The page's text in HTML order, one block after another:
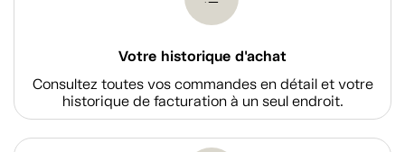
Votre historique d'achat
Consultez toutes vos commandes en détail et votre
historique de facturation à un seul endroit.